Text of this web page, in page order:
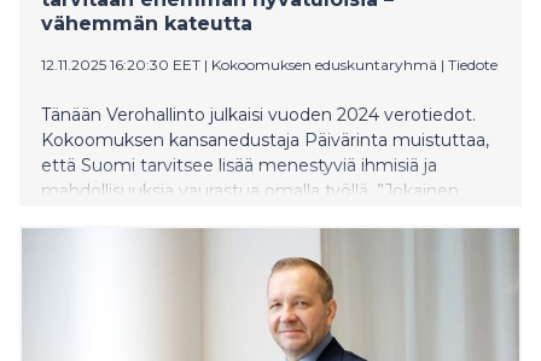
vähemmän kateutta
12.11.2025 16:20:30 EET | Kokoomuksen eduskuntaryhmä | Tiedote
Tänään Verohallinto julkaisi vuoden 2024 verotiedot.
Kokoomuksen kansanedustaja Päivärinta muistuttaa,
että Suomi tarvitsee lisää menestyviä ihmisiä ja
mahdollisuuksia vaurastua omalla työllä. ”Jokainen